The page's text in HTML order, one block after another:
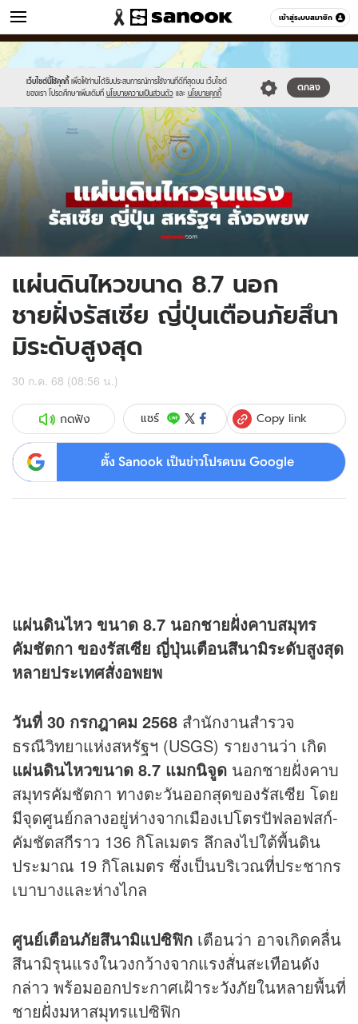
เข้าสู่ระบบสมาชิก
ข่าว หมวดอื่นๆ
เว็บไซต์นี้ใช้คุกกี้ เพื่อให้ท่านได้รับประสบการณ์การใช้งานที่ดีที่สุดบน เว็บไซต์
ของเรา โปรดศึกษาเพิ่มเติมที่ นโยบายความเป็นส่วนตัว และ นโยบายคุกกี้
ตกลง
Sanook
//s.isanook.com/sr/0/images/logo-
new-
sanook.png
600
60
//s.isanook.com/ns/0/ud/1964/9822410/new-
thumbnail1200x720_v2-
20.jpg
แผ่นดินไหวขนาด 8.7 นอก
ชายฝั่งรัสเซีย ญี่ปุ่นเตือนภัยสึนา
มิระดับสูงสุด
30 ก.ค. 68 (08:56 น.)
กดฟัง แชร์ Copy link
ตั้ง Sanook เป็นข่าวโปรดบน Google
แผ่นดินไหว ขนาด 8.7 นอกชายฝั่งคาบสมุทร
คัมชัตกา ของรัสเซีย ญี่ปุ่นเตือนสึนามิระดับสูงสุด
หลายประเทศสั่งอพยพ
วันที่ 30 กรกฎาคม 2568 สำนักงานสำรวจ
ธรณีวิทยาแห่งสหรัฐฯ (USGS) รายงานว่า เกิด
แผ่นดินไหวขนาด 8.7 แมกนิจูด นอกชายฝั่งคาบ
สมุทรคัมชัตกา ทางตะวันออกสุดของรัสเซีย โดย
มีจุดศูนย์กลางอยู่ห่างจากเมืองเปโตรปัฟลอฟสก์-
คัมชัตสกีราว 136 กิโลเมตร ลึกลงไปใต้พื้นดิน
ประมาณ 19 กิโลเมตร ซึ่งเป็นบริเวณที่ประชากร
เบาบางและห่างไกล
ศูนย์เตือนภัยสึนามิแปซิฟิก เตือนว่า อาจเกิดคลื่น
สึนามิรุนแรงในวงกว้างจากแรงสั่นสะเทือนดัง
กล่าว พร้อมออกประกาศเฝ้าระวังภัยในหลายพื้นที่
ชายฝั่งมหาสมุทรแปซิฟิก